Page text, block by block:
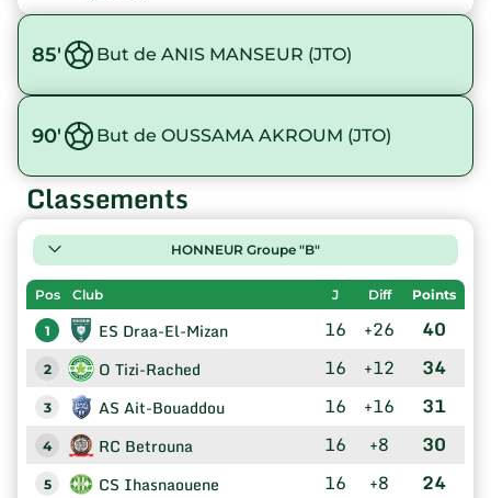
85' But de ANIS MANSEUR (JTO)
90' But de OUSSAMA AKROUM (JTO)
Classements
HONNEUR Groupe "B"
Pos Club J Diff Points
1 ES Draa-El-Mizan 16 +26 40
2 O Tizi-Rached 16 +12 34
3 AS Ait-Bouaddou 16 +16 31
4 RC Betrouna 16 +8 30
5 CS Ihasnaouene 16 +8 24